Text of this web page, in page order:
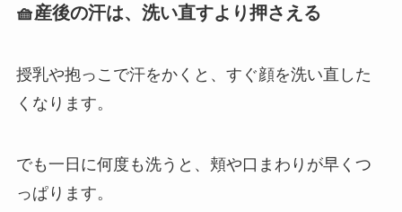
🧺産後の汗は、洗い直すより押さえる
授乳や抱っこで汗をかくと、すぐ顔を洗い直した
くなります。
でも一日に何度も洗うと、頬や口まわりが早くつ
っぱります。